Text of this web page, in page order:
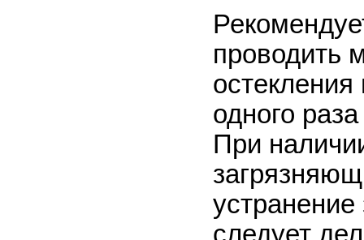
проводить
одного
При
устранение